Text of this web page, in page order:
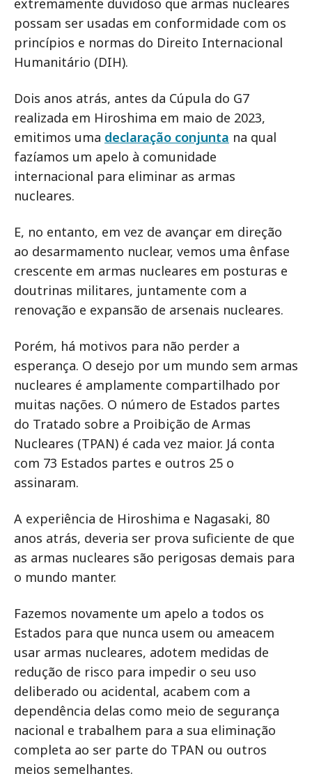
extremamente duvidoso que armas nucleares
possam ser usadas em conformidade com os
princípios e normas do Direito Internacional
Humanitário (DIH).
Dois anos atrás, antes da Cúpula do G7
realizada em Hiroshima em maio de 2023,
emitimos uma declaração conjunta na qual
fazíamos um apelo à comunidade
internacional para eliminar as armas
nucleares.
E, no entanto, em vez de avançar em direção
ao desarmamento nuclear, vemos uma ênfase
crescente em armas nucleares em posturas e
doutrinas militares, juntamente com a
renovação e expansão de arsenais nucleares.
Porém, há motivos para não perder a
esperança. O desejo por um mundo sem armas
nucleares é amplamente compartilhado por
muitas nações. O número de Estados partes
do Tratado sobre a Proibição de Armas
Nucleares (TPAN) é cada vez maior. Já conta
com 73 Estados partes e outros 25 o
assinaram.
A experiência de Hiroshima e Nagasaki, 80
anos atrás, deveria ser prova suficiente de que
as armas nucleares são perigosas demais para
o mundo manter.
Fazemos novamente um apelo a todos os
Estados para que nunca usem ou ameacem
usar armas nucleares, adotem medidas de
redução de risco para impedir o seu uso
deliberado ou acidental, acabem com a
dependência delas como meio de segurança
nacional e trabalhem para a sua eliminação
completa ao ser parte do TPAN ou outros
meios semelhantes.